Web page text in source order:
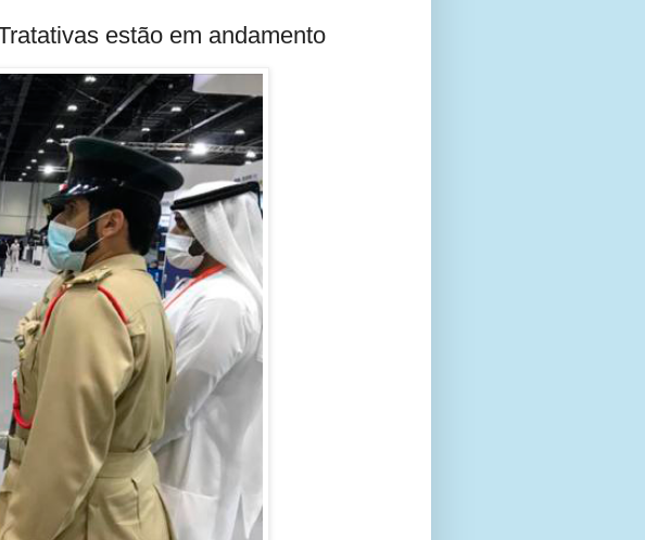
estão em andamento